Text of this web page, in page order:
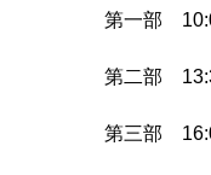
第一部
第二部
第三部